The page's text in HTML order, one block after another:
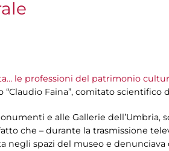
le professioni del patrimonio
Faina”, comitato scientifico
e alle Gallerie dell’Umbria,
che – durante la trasmissione
negli spazi del museo e denunciava